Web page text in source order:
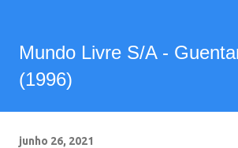
Mundo Livre S/A -
(1996)
junho 26, 2021